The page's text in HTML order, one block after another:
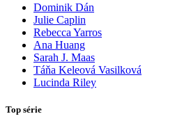
Dominik Dán
Julie Caplin
Rebecca Yarros
Ana Huang
Sarah J. Maas
Táňa Keleová Vasilková
Lucinda Riley
Top série